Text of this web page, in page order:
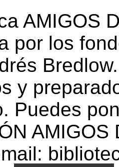
AMIGOS
por los
y
Puedes
AMIGOS